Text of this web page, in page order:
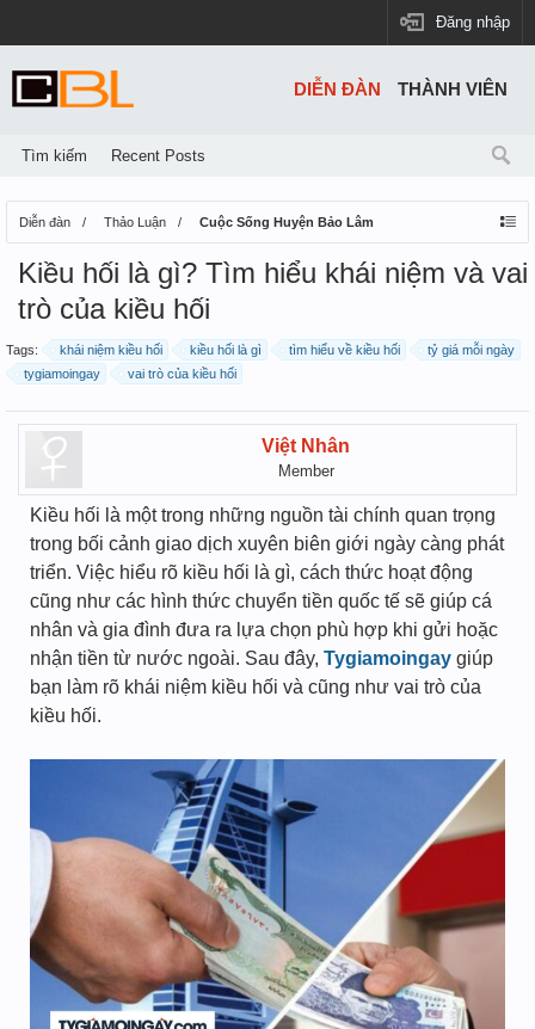
Đăng nhập
Diễn đàn Thảo Luận Cuộc Sống Huyện Bảo Lâm
Kiều hối là gì? Tìm hiểu khái niệm và vai
trò của kiều hối
Tags: khái niệm kiều hối kiều hối là gì tìm hiểu về kiều hối
tỷ giá mỗi ngày
tygiamoingay
vai trò của kiều hối
Việt Nhân
Member
Kiều hối là một trong những nguồn tài chính quan trọng
trong bối cảnh giao dịch xuyên biên giới ngày càng phát
triển. Việc hiểu rõ kiều hối là gì, cách thức hoạt động
cũng như các hình thức chuyển tiền quốc tế sẽ giúp cá
nhân và gia đình đưa ra lựa chọn phù hợp khi gửi hoặc
nhận tiền từ nước ngoài. Sau đây, Tygiamoingay giúp
bạn làm rõ khái niệm kiều hối và cũng như vai trò của
kiều hối.
DIỄN ĐÀN
Tìm kiếm Recent Posts
THÀNH VIÊN